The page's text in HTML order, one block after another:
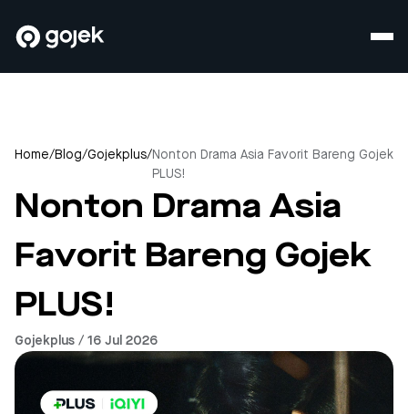
Home/Blog/Gojekplus/Nonton Drama Asia Favorit Bareng Gojek
PLUS!
Nonton Drama Asia
Favorit Bareng Gojek
PLUS!
Gojekplus / 16 Jul 2026